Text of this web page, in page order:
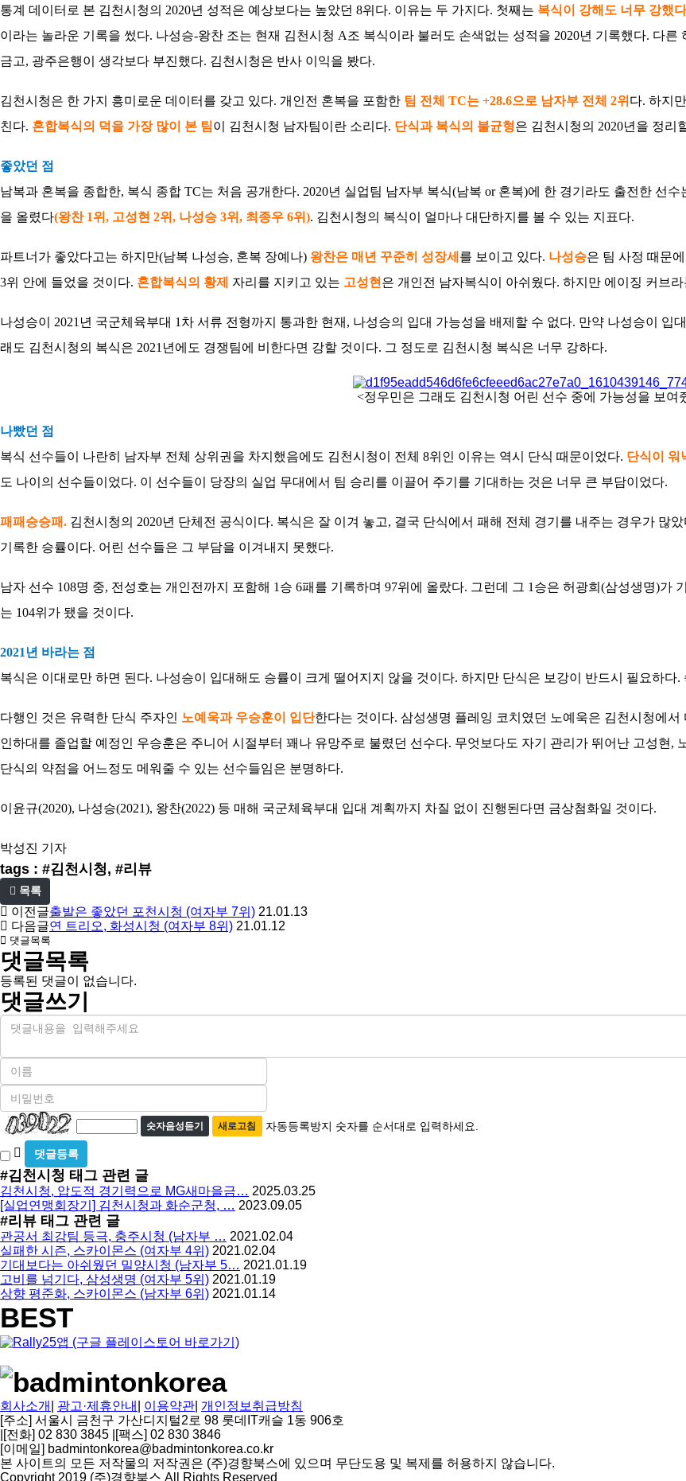
통계 데이터로 본 김천시청의 2020년 성적은 예상보다는 높았던 8위다. 이유는 두 가지다. 첫째는 복식이 강해도 너무 강했
이라는 놀라운 기록을 썼다. 나성승-왕찬 조는 현재 김천시청 A조 복식이라 불러도 손색없는 성적을 2020년 기록했다. 다른
금고, 광주은행이 생각보다 부진했다. 김천시청은 반사 이익을 봤다.
김천시청은 한 가지 흥미로운 데이터를 갖고 있다. 개인전 혼복을 포함한 팀 전체 TC는 +28.6으로 남자부 전체 2위 다. 하지
친다. 혼합복식의 덕을 가장 많이 본 팀이 김천시청 남자팀이란 소리다. 단식과 복식의 불균형은 김천시청의 2020년을 정리
좋았던 점
남복과 혼복을 종합한, 복식 종합 TC는 처음 공개한다. 2020년 실업팀 남자부 복식(남복 or 혼복)에 한 경기라도 출전한 선
을 올렸다(왕찬 1위, 고성현 2위, 나성승 3위, 최종우 6위). 김천시청의 복식이 얼마나 대단하지를 볼 수 있는 지표다.
파트너가 좋았다고는 하지만(남복 나성승, 혼복 장예나) 왕찬은 매년 꾸준히 성장세 를 보이고 있다. 나성승은 팀 사정 때문
3위 안에 들었을 것이다. 혼합복식의 황제 자리를 지키고 있는 고성현 은 개인전 남자복식이 아쉬웠다. 하지만 에이징 커브
나성승이 2021년 국군체육부대 1차 서류 전형까지 통과한 현재, 나성승의 입대 가능성을 배제할 수 없다. 만약 나성승이
래도 김천시청의 복식은 2021년에도 경쟁팀에 비한다면 강할 것이다. 그 정도로 김천시청 복식은 너무 강하다.
<정우민은 그래도 김천시청 어린 선수 중에 가능성을 보여
나빴던 점
복식 선수들이 나란히 남자부 전체 상위권을 차지했음에도 김천시청이 전체 8위인 이유는 역시 단식 때문이었다. 단식이 워
도 나이의 선수들이었다. 이 선수들이 당장의 실업 무대에서 팀 승리를 이끌어 주기를 기대하는 것은 너무 큰 부담이었다.
패패승승패. 김천시청의 2020년 단체전 공식이다. 복식은 잘 이겨 놓고, 결국 단식에서 패해 전체 경기를 내주는 경우가 많
기록한 승률이다. 어린 선수들은 그 부담을 이겨내지 못했다.
남자 선수 108명 중, 전성호는 개인전까지 포함해 1승 6패를 기록하며 97위에 올랐다. 그런데 그 1승은 허광희(삼성생명)가
는 104위가 됐을 것이다.
2021년 바라는 점
복식은 이대로만 하면 된다. 나성승이 입대해도 승률이 크게 떨어지지 않을 것이다. 하지만 단식은 보강이 반드시 필요하다.
다행인 것은 유력한 단식 주자인 노예욱과 우승훈이 입단한다는 것이다. 삼성생명 플레잉 코치였던 노예욱은 김천시청에
인하대를 졸업할 예정인 우승훈은 주니어 시절부터 꽤나 유망주로 불렸던 선수다. 무엇보다도 자기 관리가 뛰어난 고성현,
단식의 약점을 어느정도 메워줄 수 있는 선수들임은 분명하다.
이윤규(2020), 나성승(2021), 왕찬(2022) 등 매해 국군체육부대 입대 계획까지 차질 없이 진행된다면 금상첨화일 것이다.
박성진 기자
tags : #김천시청, #리뷰
목록
이전글출발은 좋았던 포천시청 (여자부 7위) 21.01.13
다음글연 트리오, 화성시청 (여자부 8위) 21.01.12
댓글목록
댓글목록
등록된 댓글이 없습니다.
댓글쓰기
내
이
필
수
비
밀
번
호
필
수
자
동
등
록
방
지
숫자음성듣기 새로고침 자동등록방지 숫자를 순서대로 입력하세요.
밀
글
사
용
#김천시청 태그 관련 글
김천시청, 압도적 경기력으로 MG새마을금… 2025.03.25
[실업연맹회장기] 김천시청과 화순군청, … 2023.09.05
#리뷰 태그 관련 글
관공서 최강팀 등극, 충주시청 (남자부 … 2021.02.04
실패한 시즌, 스카이몬스 (여자부 4위) 2021.02.04
기대보다는 아쉬웠던 밀양시청 (남자부 5… 2021.01.19
고비를 넘기다, 삼성생명 (여자부 5위) 2021.01.19
상향 평준화, 스카이몬스 (남자부 6위) 2021.01.14
BEST
회사소개 광고·제휴안내 이용약관 개인정보취급방침
[주소] 서울시 금천구 가산디지털2로 98 롯데IT캐슬 1동 906호
[전화] 02 830 3845 [팩스] 02 830 3846
[이메일] badmintonkorea@badmintonkorea.co.kr
본 사이트의 모든 저작물의 저작권은 (주)경향북스에 있으며 무단도용 및 복제를 허용하지 않습니다.
Copyright 2019 (주)경향북스 All Rights Reserved